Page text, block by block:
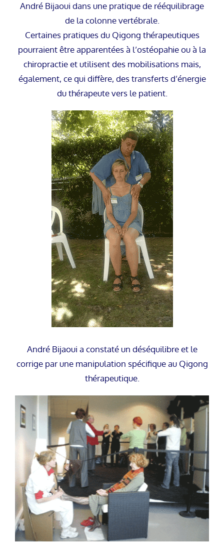
André Bijaoui dans une pratique de rééquilibrage
de la colonne vertébrale.
Certaines pratiques du Qigong thérapeutiques
pourraient être apparentées à l’ostéopahie ou à la
chiropractie et utilisent des mobilisations mais,
également, ce qui diffère, des transferts d’énergie
du thérapeute vers le patient.
André Bijaoui a constaté un déséquilibre et le
corrige par une manipulation spécifique au Qigong
thérapeutique.